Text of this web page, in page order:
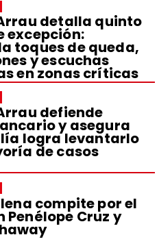
detalla quinto
excepción:
toques de queda,
y escuchas
en zonas críticas
defiende
y asegura
logra levantarlo
de casos
compite por el
Penélope Cruz y